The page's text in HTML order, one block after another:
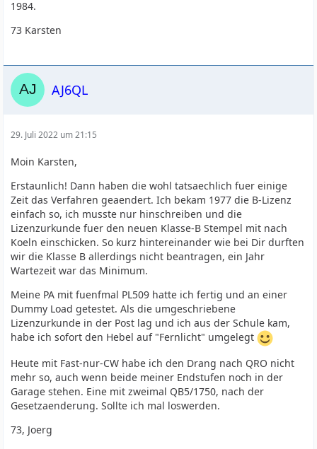
1984.
73 Karsten
AJ6QL
29. Juli 2022 um 21:15
Moin Karsten,
Erstaunlich! Dann haben die wohl tatsaechlich fuer einige
Zeit das Verfahren geaendert. Ich bekam 1977 die B-Lizenz
einfach so, ich musste nur hinschreiben und die
Lizenzurkunde fuer den neuen Klasse-B Stempel mit nach
Koeln einschicken. So kurz hintereinander wie bei Dir durften
wir die Klasse B allerdings nicht beantragen, ein Jahr
Wartezeit war das Minimum.
Meine PA mit fuenfmal PL509 hatte ich fertig und an einer
Dummy Load getestet. Als die umgeschriebene
Lizenzurkunde in der Post lag und ich aus der Schule kam,
habe ich sofort den Hebel auf "Fernlicht" umgelegt
Heute mit Fast-nur-CW habe ich den Drang nach QRO nicht
mehr so, auch wenn beide meiner Endstufen noch in der
Garage stehen. Eine mit zweimal QB5/1750, nach der
Gesetzaenderung. Sollte ich mal loswerden.
73, Joerg